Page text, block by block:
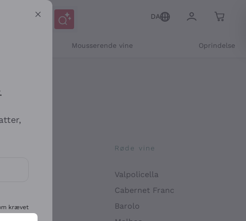
DA
Mousserende vine Oprindelse
Røde vine
Valpolicella
Cabernet Franc
Barolo
og personlige tilbud
krævet